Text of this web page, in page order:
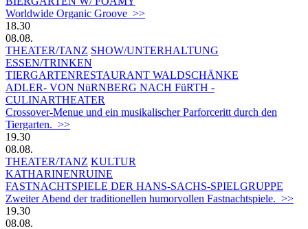
Worldwide Organic Groove >>
18.30
08.08.
THEATER/TANZ SHOW/UNTERHALTUNG
ESSEN/TRINKEN
TIERGARTEN­RESTAURANT WALDSCHÄNKE
ADLER- VON NüRNBERG NACH FüRTH -
CULINARTHEATER
Crossover-Menue und ein musikalischer Parforceritt durch den
Tiergarten. >>
19.30
08.08.
THEATER/TANZ KULTUR
KATHARINENRUINE
FASTNACHTSPIELE DER HANS-SACHS-SPIELGRUPPE
Zweiter Abend der traditionellen humorvollen Fastnachtspiele. >>
19.30
08.08.